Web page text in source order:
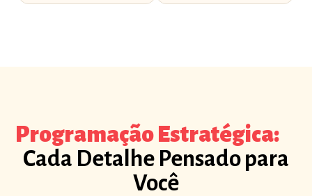
Programação Estratégica:
Cada Detalhe Pensado para
Você